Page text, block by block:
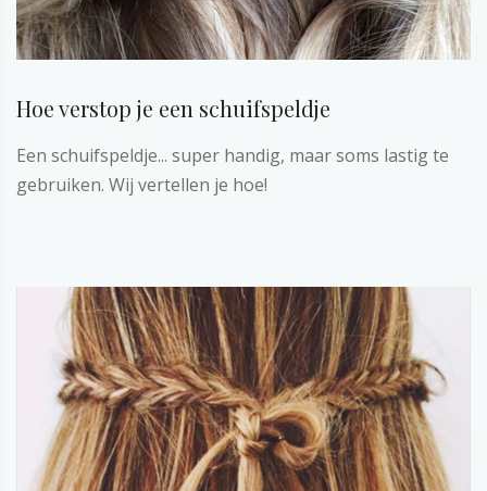
Hoe verstop je een schuifspeldje
Een schuifspeldje... super handig, maar soms lastig te
gebruiken. Wij vertellen je hoe!